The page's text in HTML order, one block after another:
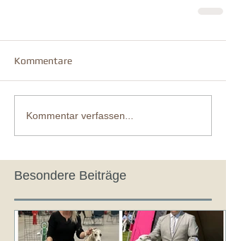
Kommentare
Kommentar verfassen...
Besondere Beiträge